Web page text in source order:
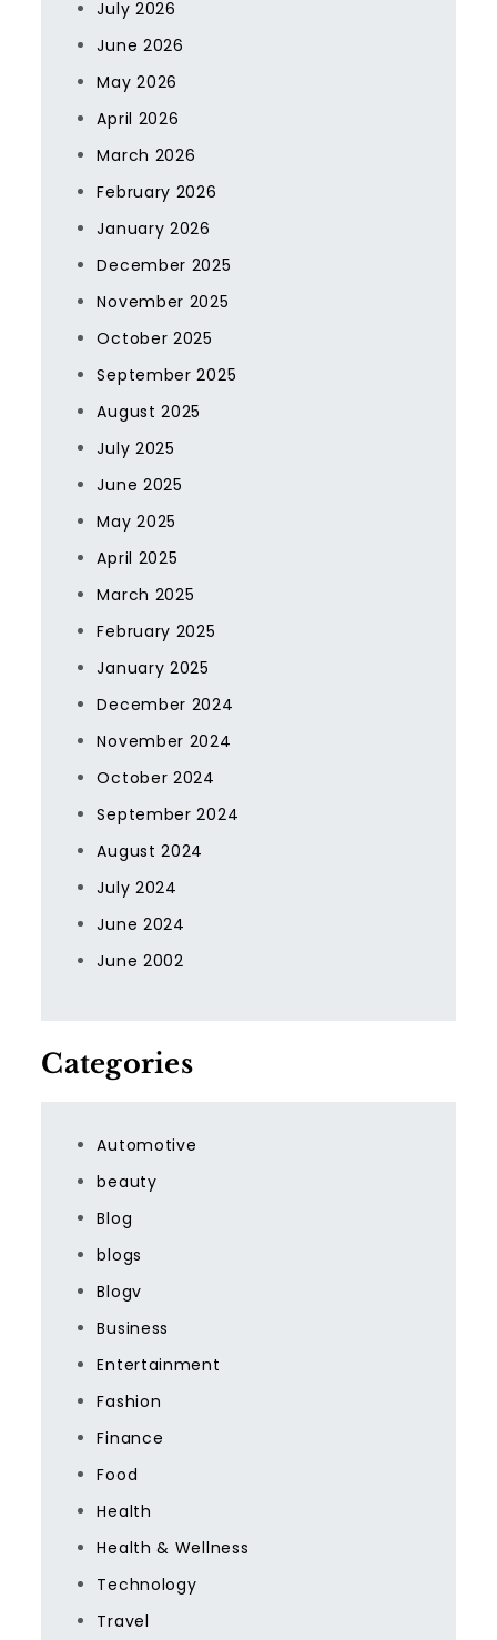
July 2026
June 2026
May 2026
April 2026
March 2026
February 2026
January 2026
December 2025
November 2025
October 2025
September 2025
August 2025
July 2025
June 2025
May 2025
April 2025
March 2025
February 2025
January 2025
December 2024
November 2024
October 2024
September 2024
August 2024
July 2024
June 2024
June 2002
Categories
Automotive
beauty
Blog
blogs
Blogv
Business
Entertainment
Fashion
Finance
Food
Health
Health & Wellness
Technology
Travel